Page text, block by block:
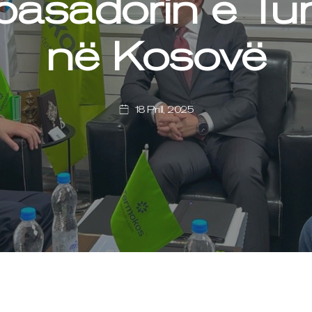
në Kosovë
18 Prill, 2025